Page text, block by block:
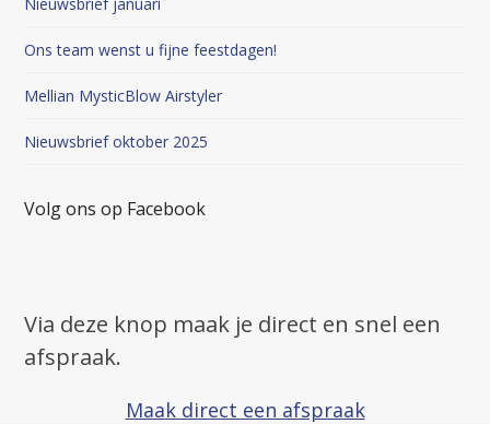
Ons team wenst u fijne feestdagen!
Mellian MysticBlow Airstyler
Nieuwsbrief oktober 2025
Volg ons op Facebook
Via deze knop maak je direct en snel een
afspraak.
Maak direct een afspraak